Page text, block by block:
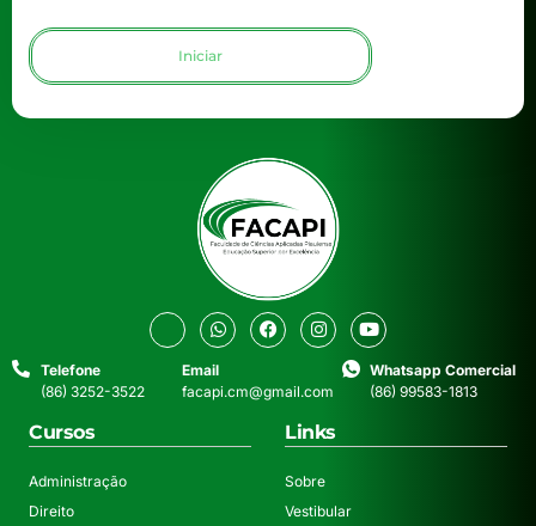
Iniciar
Telefone
(86) 3252-3522
Email
facapi.cm@gmail.com
Whatsapp Comercial
(86) 99583-1813
Cursos
Administração
Direito
Links
Sobre
Vestibular